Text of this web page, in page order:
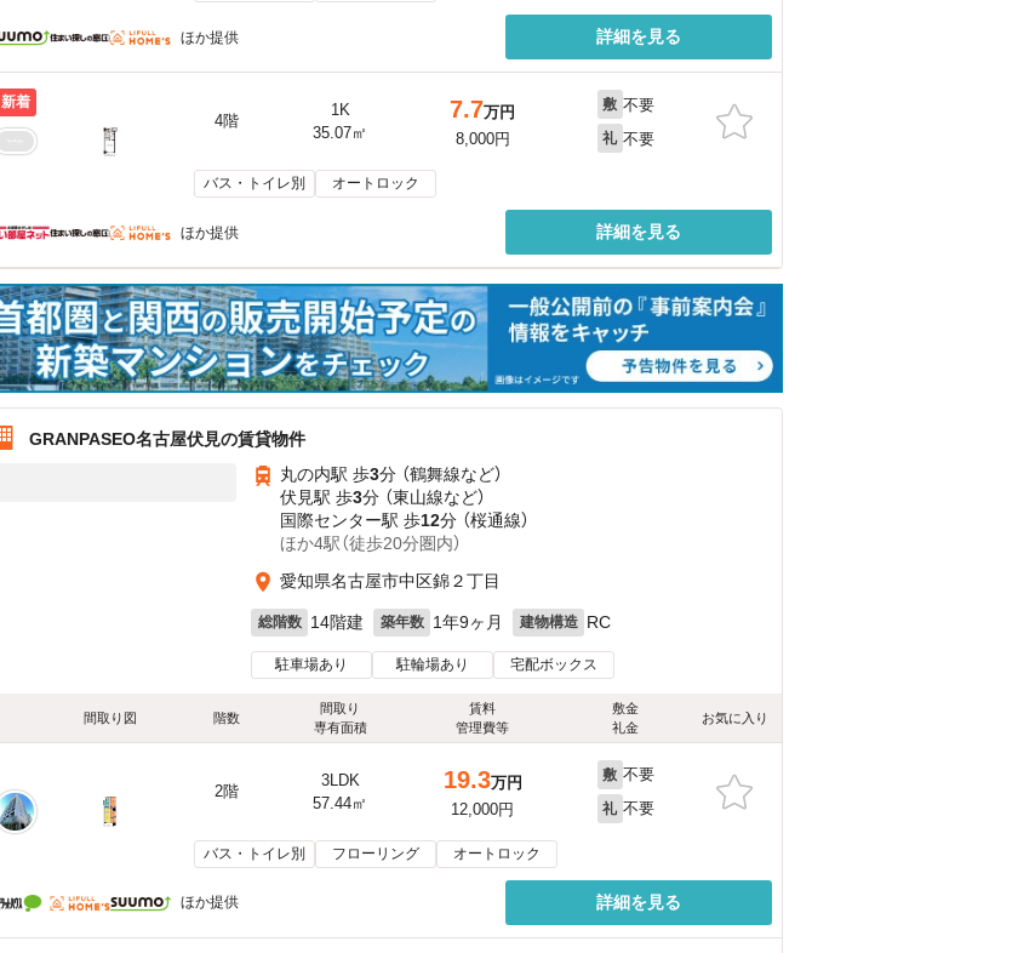
ほか提供 詳細を見る
新着
4階
1K
35.07㎡
7.7万円
8,000円
敷 不要
礼 不要
バス・トイレ別 オートロック
ほか提供 詳細を見る
GRANPASEO名古屋伏見の賃貸物件
丸の内駅 歩3分 （鶴舞線など）
伏見駅 歩3分 （東山線など）
国際センター駅 歩12分 （桜通線）
ほか4駅（徒歩20分圏内）
愛知県名古屋市中区錦２丁目
総階数 14階建 築年数 1年9ヶ月 建物構造 RC
駐車場あり 駐輪場あり 宅配ボックス
間取り図 階数
間取り
専有面積
賃料
管理費等
敷金
礼金
お気に入り
2階
3LDK
57.44㎡
19.3万円
12,000円
敷 不要
礼 不要
バス・トイレ別 フローリング オートロック
ほか提供 詳細を見る